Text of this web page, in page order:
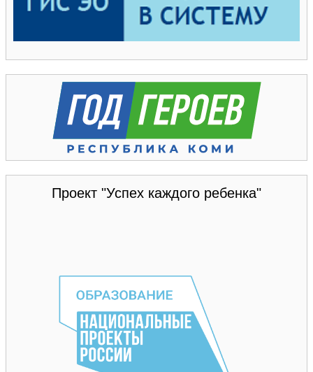
Проект "Успех каждого ребенка"